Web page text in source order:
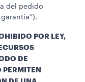
del pedido
POR LEY,
DE